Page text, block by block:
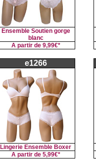
Ensemble Soutien gorge
blanc
A partir de 9,99€*
e1266
Lingerie Ensemble Boxer
A partir de 5,99€*